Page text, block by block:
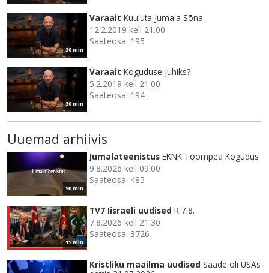
30 min
Varaait Kuuluta Jumala Sõna
12.2.2019 kell 21.00
Saateosa: 195
30 min
Varaait Koguduse juhiks?
5.2.2019 kell 21.00
Saateosa: 194
Uuemad arhiivis
90 min
Jumalateenistus EKNK Toompea Kogudus
9.8.2026 kell 09.00
Saateosa: 485
15 min
TV7 Iisraeli uudised R 7.8.
7.8.2026 kell 21.30
Saateosa: 3726
Kristliku maailma uudised Saade oli USAs